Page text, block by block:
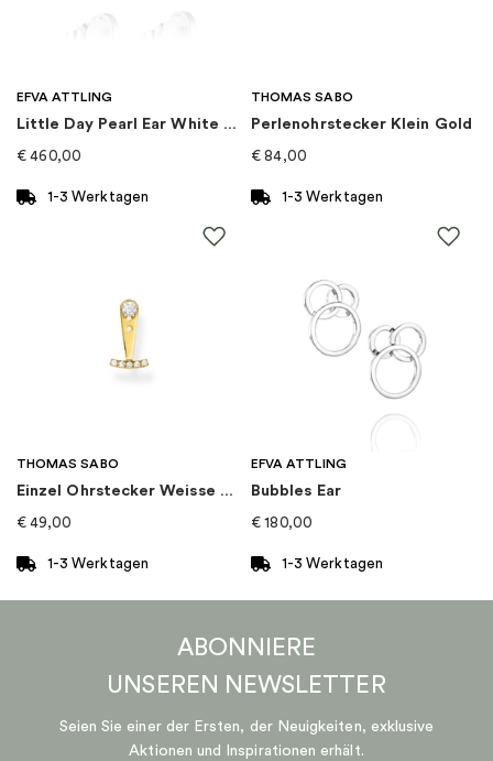
EFVA ATTLING
Little Day Pearl Ear White Gold
€ 460,00
1-3 Werktagen
THOMAS SABO
Perlenohrstecker Klein Gold
€ 84,00
1-3 Werktagen
THOMAS SABO
Einzel Ohrstecker Weisse Steine Gold
€ 49,00
1-3 Werktagen
EFVA ATTLING
Bubbles Ear
€ 180,00
1-3 Werktagen
ABONNIERE
UNSEREN NEWSLETTER
Seien Sie einer der Ersten, der Neuigkeiten, exklusive
Aktionen und Inspirationen erhält.